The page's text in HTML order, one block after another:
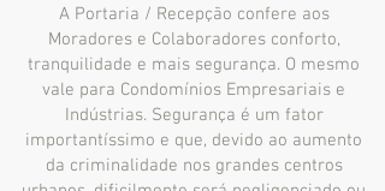
A Portaria / Recepção confere aos
Moradores e Colaboradores conforto,
tranquilidade e mais segurança. O mesmo
vale para Condomínios Empresariais e
Indústrias. Segurança é um fator
importantíssimo e que, devido ao aumento
da criminalidade nos grandes centros